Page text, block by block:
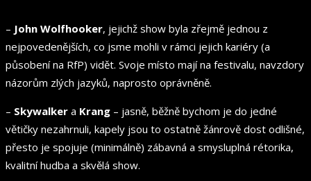
– John Wolfhooker, jejichž show byla zřejmě jednou z
nejpovedenějších, co jsme mohli v rámci jejich kariéry (a
působení na RfP) vidět. Svoje místo mají na festivalu, navzdory
názorům zlých jazyků, naprosto oprávněně.
– Skywalker a Krang – jasně, běžně bychom je do jedné
větičky nezahrnuli, kapely jsou to ostatně žánrově dost odlišné,
přesto je spojuje (minimálně) zábavná a smysluplná rétorika,
kvalitní hudba a skvělá show.